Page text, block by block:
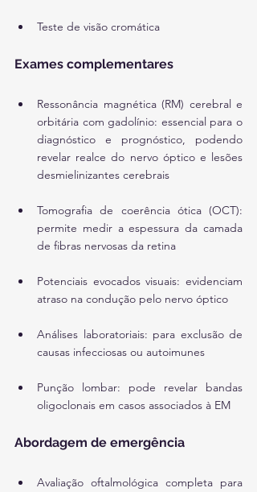
Teste de visão cromática
Exames complementares
Ressonância magnética (RM) cerebral e
orbitária com gadolínio: essencial para o
diagnóstico e prognóstico, podendo
revelar realce do nervo óptico e lesões
desmielinizantes cerebrais
Tomografia de coerência ótica (OCT):
permite medir a espessura da camada
de fibras nervosas da retina
Potenciais evocados visuais: evidenciam
atraso na condução pelo nervo óptico
Análises laboratoriais: para exclusão de
causas infecciosas ou autoimunes
Punção lombar: pode revelar bandas
oligoclonais em casos associados à EM
Abordagem de emergência
Avaliação oftalmológica completa para